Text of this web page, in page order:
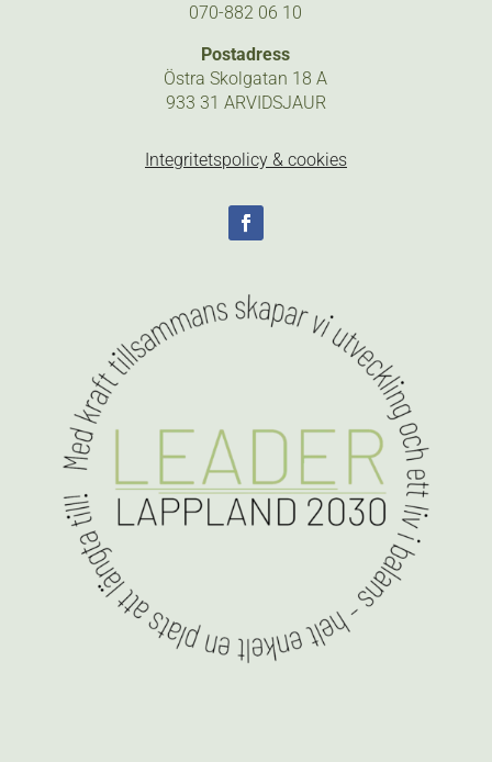
070-882 06 10
Postadress
Östra Skolgatan 18 A
933 31 ARVIDSJAUR
Integritetspolicy & cookies